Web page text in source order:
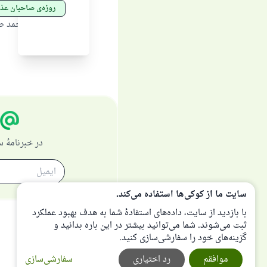
روزه‌ی صاحبان
شیخ محمد
در
سایت ما از کوکی‌ها استفاده می‌کند.
با بازدید از سایت، داده‌های استفادهٔ شما به هدف بهبود عملکرد
ثبت می‌شوند. شما می‌توانید بیشتر در این باره بدانید و
گزینه‌های خود را سفارشی‌سازی کنید.
سفارشی‌سازی
رد اختیاری موافقم